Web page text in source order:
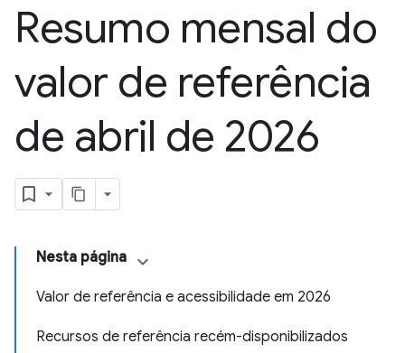
Resumo mensal do
valor de referência
de abril de 2026
Nesta página
Valor de referência e acessibilidade em 2026
Recursos de referência recém-disponibilizados